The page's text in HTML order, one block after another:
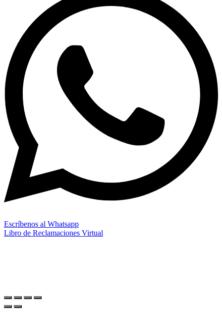
Escríbenos al Whatsapp
Libro de Reclamaciones Virtual